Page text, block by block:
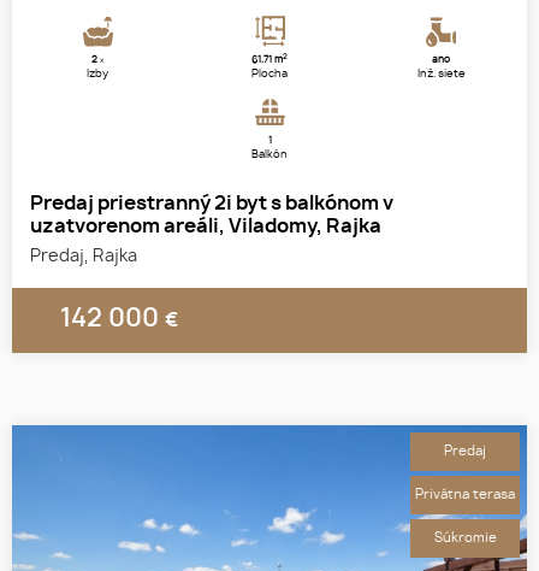
2x
Izby
61.71 m2
Plocha
áno
Inž. siete
1
Balkón
Predaj priestranný 2i byt s balkónom v
uzatvorenom areáli, Viladomy, Rajka
Predaj, Rajka
142 000 €
Predaj
Privátna terasa
Súkromie